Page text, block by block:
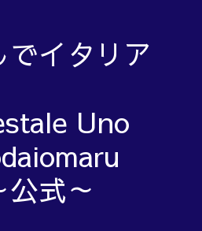
でイタリア
Uno
公式～